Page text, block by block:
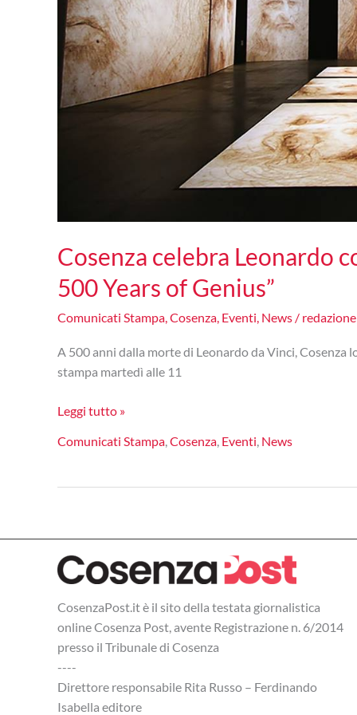
Cosenza celebra Leonardo
500 Years of Genius”
Comunicati Stampa,Cosenza, Eventi, News / redazione
A 500 anni dalla morte di Leonardo da Vinci, Cosenza
stampa martedì alle 11
Cosenza
Leonardo
“Da
–
Years
of
Genius”
Leggi tutto »
Comunicati Stampa,Cosenza, Eventi, News
CosenzaPost.it è il sito della testata giornalistica
online Cosenza Post, avente Registrazione n. 6/2014
presso il Tribunale di Cosenza
----
Direttore responsabile Rita Russo – Ferdinando
Isabella editore